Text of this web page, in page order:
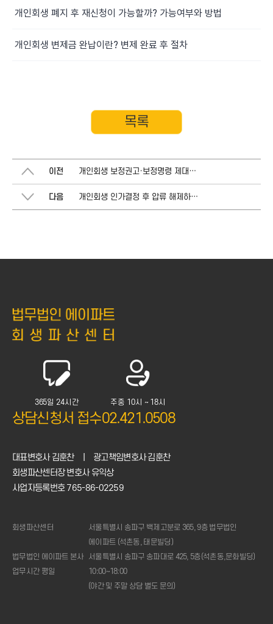
개인회생 폐지 후 재신청이 가능할까? 가능여부와 방법
개인회생 변제금 완납이란? 변제 완료 후 절차
목록
이전 개인회생 보정권고·보정명령 제대로 대응하기: 사례와 실무 팁
다음 개인회생 인가결정 후 압류 해제하는 방법
365일 24시간
상담신청서 접수
주중 10시 ~ 18시
02.421.0508
대표변호사 김훈찬
광고책임변호사 김훈찬
회생파산센터장 변호사 유익상
사업자등록번호 765-86-02259
회생파산센터
서울특별시 송파구 백제고분로 365, 9층 법무법인
에이파트 (석촌동, 태문빌딩)
법무법인 에이파트 본사
서울특별시 송파구 송파대로 425, 5층(석촌동,문화빌딩)
업무시간 평일
10:00~18:00
(야간 및 주말 상담 별도 문의)